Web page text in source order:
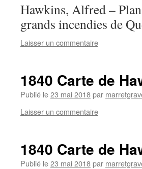
Hawkins, Alfred –
grands incendies de
Laisser un commentaire
1840 Carte de
Publié le23 mai 2018par
Laisser un commentaire
1840 Carte de
Publié le23 mai 2018par